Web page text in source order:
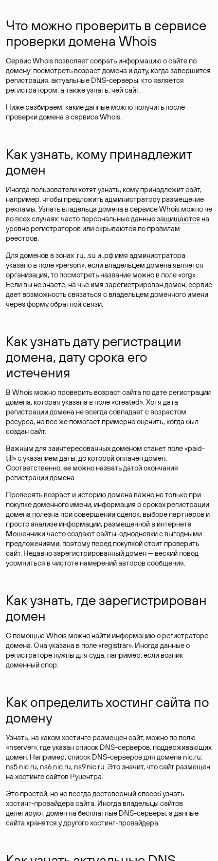
Что можно проверить в сервисе
проверки домена Whois
Сервис Whois позволяет собрать информацию о сайте по
домену: посмотреть возраст домена и дату, когда завершится
регистрация, актуальные DNS-серверы, кто является
регистратором, а также узнать, чей сайт.
Ниже разбираем, какие данные можно получить после
проверки домена в сервисе Whois.
Как узнать, кому принадлежит
домен
Иногда пользователи хотят узнать, кому принадлежит сайт,
например, чтобы предложить администратору размещение
рекламы. Узнать владельца домена в сервисе Whois можно не
во всех случаях: часто персональные данныезащищаются на
уровне регистраторов или скрываются по правилам
реестров.
Для доменов в зонах .ru, .su и .рф имя администратора
указано в поле «person», если владельцем домена является
организация, то посмотреть название можно в поле «org».
Если вы не знаете, на чье имя зарегистрирован домен, сервис
дает возможность связаться с владельцем доменного имени
через форму обратной связи.
Как узнать дату регистрации
домена, дату срока его
истечения
В Whois можно проверить возраст сайта по дате регистрации
домена, которая указана в поле «created». Хотя дата
регистрации домена не всегда совпадает с возрастом
ресурса, но все же помогает примерно оценить, когда был
создан сайт.
Важным для заинтересованных доменом станет поле «paid-
till» с указанием даты, до которой оплачен домен.
Соответственно, ее можно назвать датой окончания
регистрации домена.
Проверять возраст и историю домена важно не только при
покупке доменного имени, информация о сроках регистрации
домена полезна при совершении сделок, выборе партнеров и
просто анализе информации, размещенной в интернете.
Мошенники часто создают сайты-однодневки с выгодными
предложениями, поэтому перед покупкой стоит проверить
сайт. Недавно зарегистрированный домен — веский повод
усомниться в чистоте намерений авторов сообщения.
Как узнать, где зарегистрирован
домен
С помощью Whois можно найти информацию о регистраторе
домена. Она указана в поле «registrar». Иногда данные о
регистраторе нужны для суда, например, если возник
доменный спор.
Как определить хостинг сайта по
домену
Узнать, на каком хостинге размещен сайт, можно по полю
«nserver», где указан список DNS-серверов, поддерживающих
домен. Например, список DNS-серверов для домена nic.ru:
ns5.nic.ru, ns6.nic.ru, ns9.nic.ru. Это значит, что сайт размещен
на хостинге сайтов Руцентра.
Это простой, но не всегда достоверный способ узнать
хостинг-провайдера сайта. Иногда владельцы сайтов
делегируют домен на бесплатные DNS-серверы, а данные
сайта хранятся у другого хостинг-провайдера.